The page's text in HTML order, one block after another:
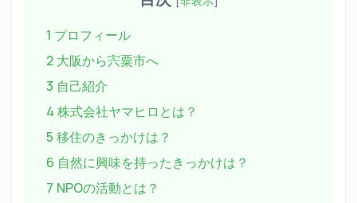
1 プロフィール
2 大阪から宍粟市へ
3 自己紹介
4 株式会社ヤマヒロとは？
5 移住のきっかけは？
6 自然に興味を持ったきっかけは？
7 NPOの活動とは？